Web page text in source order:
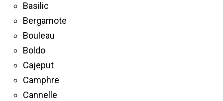
Basilic
Bergamote
Bouleau
Boldo
Cajeput
Camphre
Cannelle